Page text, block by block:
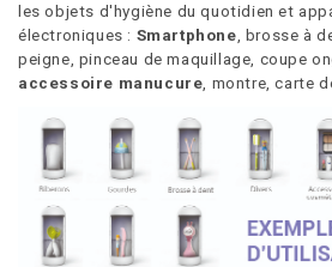
les objets d'hygiène du quotidien et
électroniques : Smartphone, brosse à
peigne, pinceau de maquillage, coupe
accessoire manucure, montre, carte